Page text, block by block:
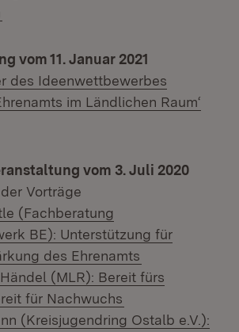
vom 11. Januar 2021
des Ideenwettbewerbes
im Ländlichen Raum‘
vom 3. Juli 2020
Vorträge
(Fachberatung
BE): Unterstützung für
des Ehrenamts
(MLR): Bereit fürs
für Nachwuchs
(Kreisjugendring Ostalb e.V.):